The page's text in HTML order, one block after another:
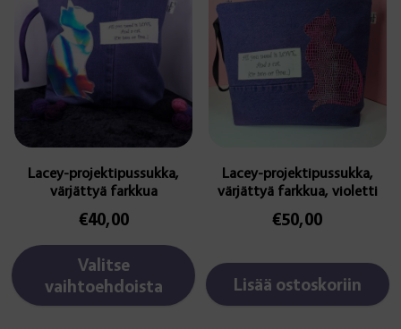
Lacey-projektipussukka,
värjättyä farkkua
€40,00
Valitse
vaihtoehdoista
useampi
sivulla.
Lacey-projektipussukka,
värjättyä farkkua, violetti
€50,00
Lisää ostoskoriin